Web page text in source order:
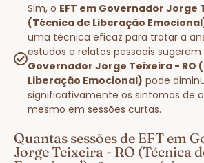
Sim, o EFT em Governador Jorge
(Técnica de Liberação
uma técnica eficaz para tratar a
estudos e relatos pessoais sugerem
Governador Jorge Teixeira - RO
Liberação Emocional) pode
significativamente os sintomas de
mesmo em sessões curtas.
Quantas sessões de EFT em
Jorge Teixeira - RO (Técnica